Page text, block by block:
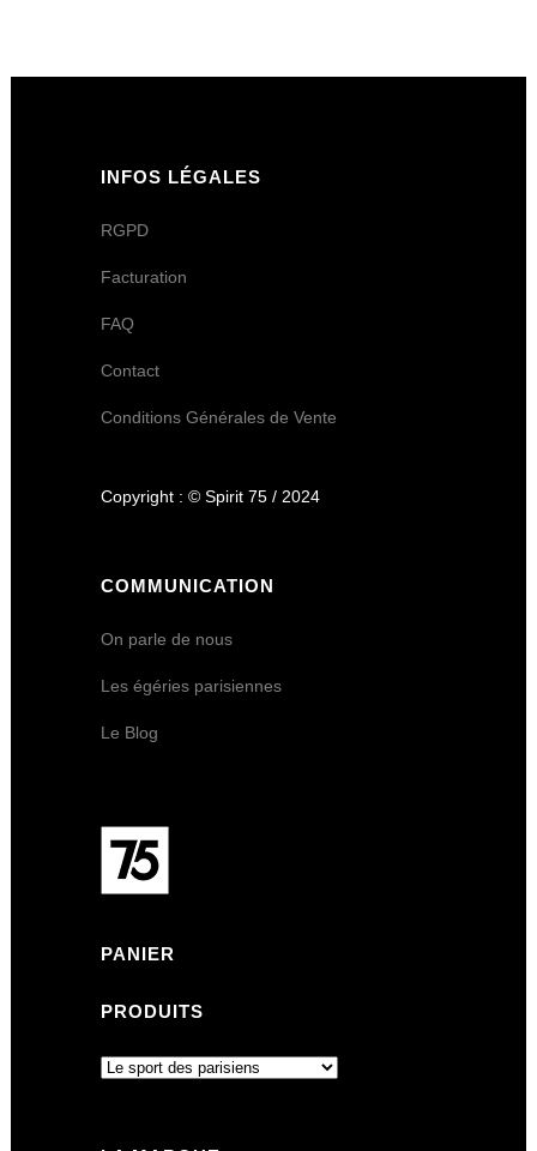
INFOS LÉGALES
RGPD
Facturation
FAQ
Contact
Conditions Générales de Vente
Copyright : © Spirit 75 / 2024
COMMUNICATION
On parle de nous
Les égéries parisiennes
Le Blog
PANIER
PRODUITS